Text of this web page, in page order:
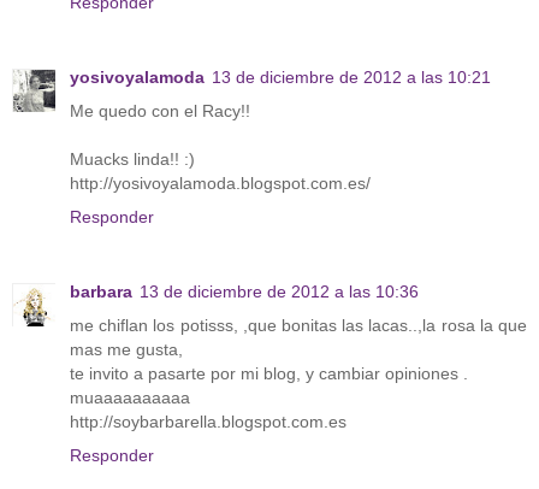
yosivoyalamoda 13 de diciembre de 2012 a las 10:21
Me quedo con el Racy!!
Muacks linda!! :)
http://yosivoyalamoda.blogspot.com.es/
Responder
barbara 13 de diciembre de 2012 a las 10:36
me chiflan los potisss, ,que bonitas las lacas..,la rosa la que
mas me gusta,
te invito a pasarte por mi blog, y cambiar opiniones .
muaaaaaaaaaa
http://soybarbarella.blogspot.com.es
Responder